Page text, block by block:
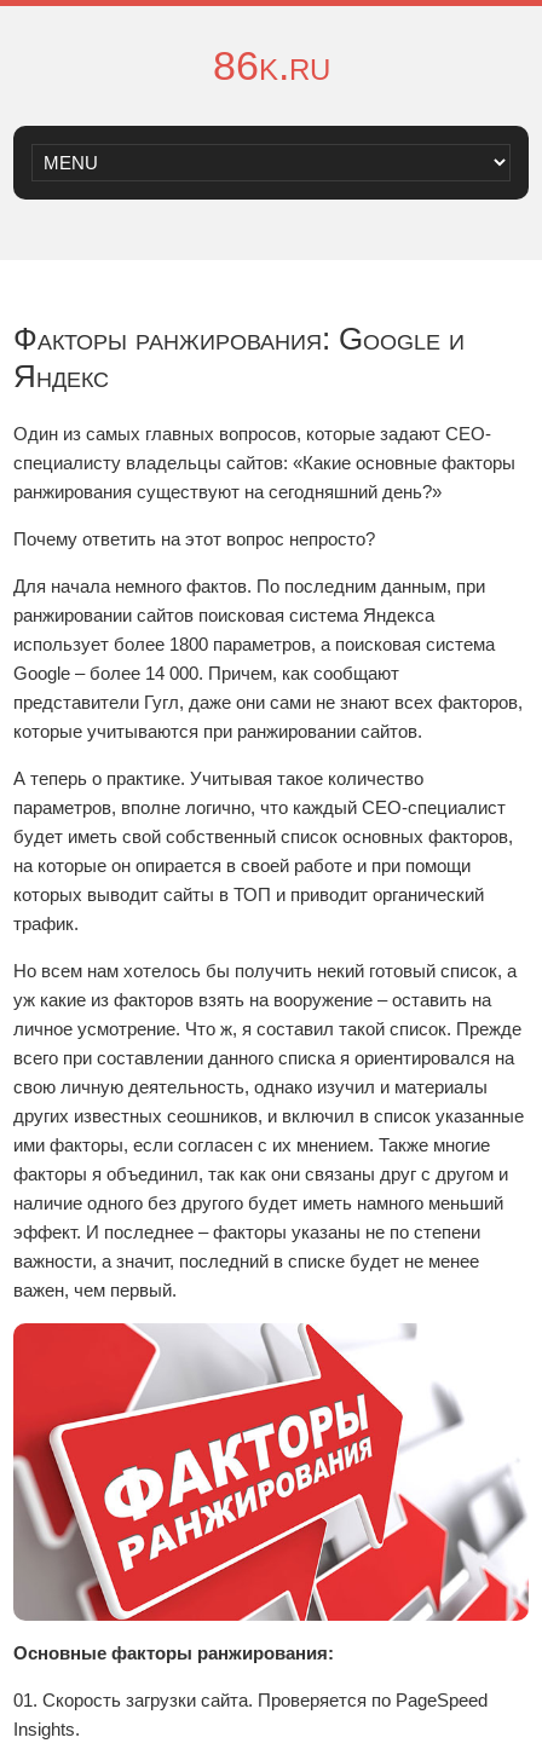
86k.ru
Факторы ранжирования: Google и
Яндекс
Один из самых главных вопросов, которые задают СЕО-
специалисту владельцы сайтов: «Какие основные факторы
ранжирования существуют на сегодняшний день?»
Почему ответить на этот вопрос непросто?
Для начала немного фактов. По последним данным, при
ранжировании сайтов поисковая система Яндекса
использует более 1800 параметров, а поисковая система
Google – более 14 000. Причем, как сообщают
представители Гугл, даже они сами не знают всех факторов,
которые учитываются при ранжировании сайтов.
А теперь о практике. Учитывая такое количество
параметров, вполне логично, что каждый СЕО-специалист
будет иметь свой собственный список основных факторов,
на которые он опирается в своей работе и при помощи
которых выводит сайты в ТОП и приводит органический
трафик.
Но всем нам хотелось бы получить некий готовый список, а
уж какие из факторов взять на вооружение – оставить на
личное усмотрение. Что ж, я составил такой список. Прежде
всего при составлении данного списка я ориентировался на
свою личную деятельность, однако изучил и материалы
других известных сеошников, и включил в список указанные
ими факторы, если согласен с их мнением. Также многие
факторы я объединил, так как они связаны друг с другом и
наличие одного без другого будет иметь намного меньший
эффект. И последнее – факторы указаны не по степени
важности, а значит, последний в списке будет не менее
важен, чем первый.
Основные факторы ранжирования:
01. Скорость загрузки сайта. Проверяется по PageSpeed
Insights.